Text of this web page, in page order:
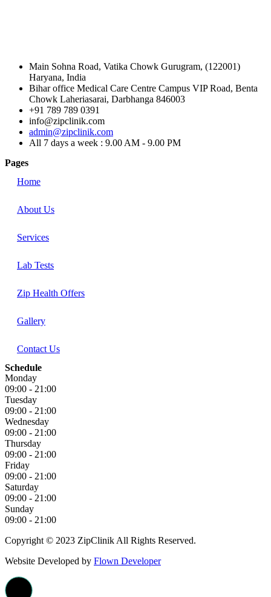
Main Sohna Road, Vatika Chowk Gurugram, (122001)
Haryana, India
Bihar office Medical Care Centre Campus VIP Road, Benta
Chowk Laheriasarai, Darbhanga 846003
+91 789 789 0391
info@zipclinik.com
admin@zipclinik.com
All 7 days a week : 9.00 AM - 9.00 PM
Pages
Home
About Us
Services
Lab Tests
Zip Health Offers
Gallery
Contact Us
Schedule
Monday
09:00 - 21:00
Tuesday
09:00 - 21:00
Wednesday
09:00 - 21:00
Thursday
09:00 - 21:00
Friday
09:00 - 21:00
Saturday
09:00 - 21:00
Sunday
09:00 - 21:00
Copyright © 2023 ZipClinik All Rights Reserved.
Website Developed by Flown Developer